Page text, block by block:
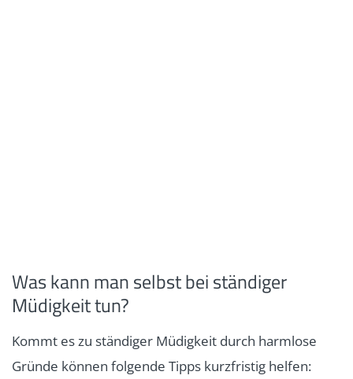
Was kann man selbst bei ständiger
Müdigkeit tun?
Kommt es zu ständiger Müdigkeit durch harmlose
Gründe können folgende Tipps kurzfristig helfen: